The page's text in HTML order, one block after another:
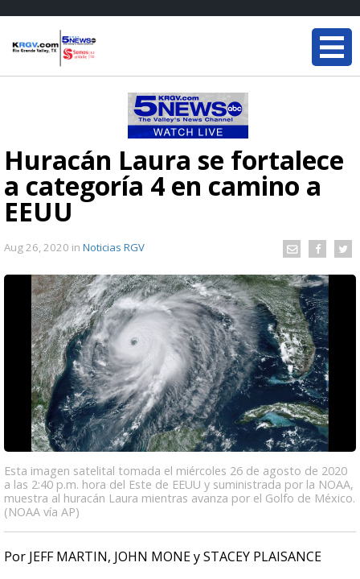
Huracán Laura se fortalece
a categoría 4 en camino a
EEUU
Aug 26, 2020 in Noticias RGV
Esta imagen satelital tomada el miércoles 26 de agosto de 2020
a las 2:40 p.m. hora del Este de EEUU y suministrada por la NOAA,
muestra al huracán Laura mientras avanza por el Golfo de México.
(NOAA vía AP)
Por JEFF MARTIN, JOHN MONE y STACEY PLAISANCE